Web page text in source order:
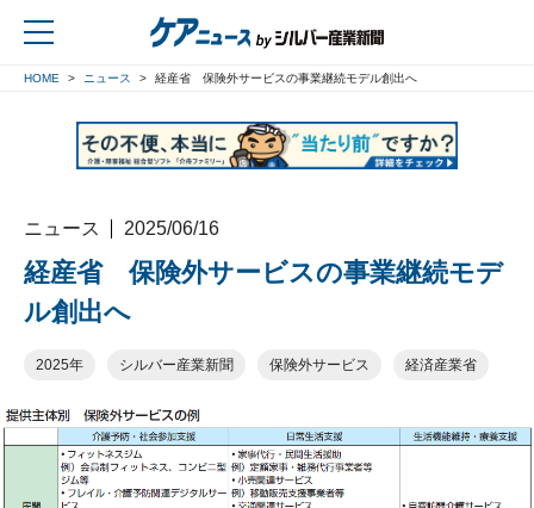
HOME ニュース 経産省 保険外サービスの事業継続モデル創出へ
ニュース 2025/06/16
経産省 保険外サービスの事業継続モデ
ル創出へ
2025年 シルバー産業新聞 保険外サービス 経済産業省